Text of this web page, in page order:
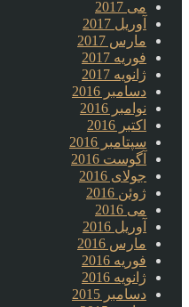
می 2017
آوریل 2017
مارس 2017
فوریه 2017
ژانویه 2017
دسامبر 2016
نوامبر 2016
اکتبر 2016
سپتامبر 2016
آگوست 2016
جولای 2016
ژوئن 2016
می 2016
آوریل 2016
مارس 2016
فوریه 2016
ژانویه 2016
دسامبر 2015